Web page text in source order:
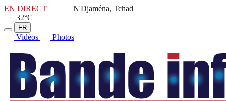
EN DIRECT
N'Djaména, Tchad
32°C
FR
Vidéos Photos